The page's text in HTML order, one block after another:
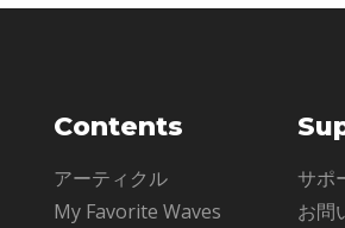
Contents
アーティクル
My Favorite Waves
サポ
お問